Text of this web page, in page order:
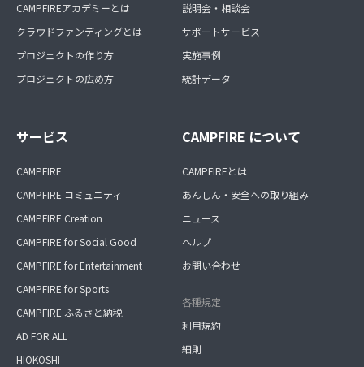
CAMPFIREアカデミーとは
クラウドファンディングとは
プロジェクトの作り方
プロジェクトの広め方
説明会・相談会
サポートサービス
実施事例
統計データ
サービス
CAMPFIRE
CAMPFIRE コミュニティ
CAMPFIRE Creation
CAMPFIRE for Social Good
CAMPFIRE for Entertainment
CAMPFIRE for Sports
CAMPFIRE ふるさと納税
AD FOR ALL
HIOKOSHI
CAMPFIRE について
CAMPFIREとは
あんしん・安全への取り組み
ニュース
ヘルプ
お問い合わせ
各種規定
利用規約
細則